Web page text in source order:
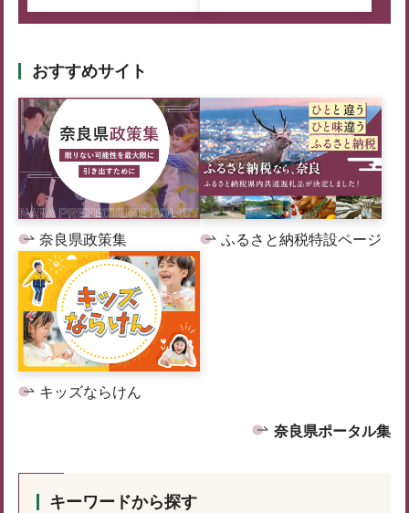
おすすめサイト
奈良県政策集 ふるさと納税特設ページ
キッズならけん
奈良県ポータル集
キーワードから探す